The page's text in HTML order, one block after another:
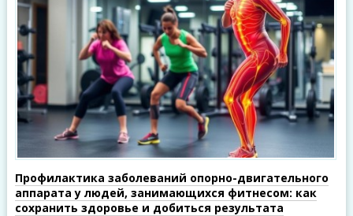
Профилактика заболеваний опорно-двигательного
аппарата у людей, занимающихся фитнесом: как
сохранить здоровье и добиться результата